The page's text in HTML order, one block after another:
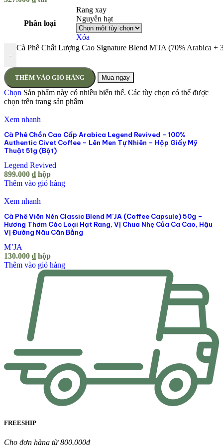
Phân loại
Rang xay
Nguyên hạt
Xóa
-
Cà Phê Chất Lượng Cao Signature Blend M'JA (70% Arabica
THÊM VÀO GIỎ HÀNG Mua ngay
Chọn Sản phẩm này có nhiều biến thể. Các tùy chọn có thể được
chọn trên trang sản phẩm
Xem nhanh
Cà Phê Chồn Cao Cấp Arabica Legend Revived – 100%
Authentic Civet Coffee – Lên Men Tự Nhiên – Hộp Giấy Mỹ
Thuật 51g (Bột)
Legend Revived
899.000 ₫ hộp
Thêm vào giỏ hàng
Xem nhanh
Cà Phê Viên Nén Classic Blend M’JA (Coffee Capsule) 50g –
Hương Thơm Các Loại Hạt Rang, Vị Chua Nhẹ Của Ca Cao, Hậu
Vị Đường Nâu Cân Bằng
M’JA
130.000 ₫ hộp
Thêm vào giỏ hàng
FREESHIP
Cho đơn hàng từ 800.000đ